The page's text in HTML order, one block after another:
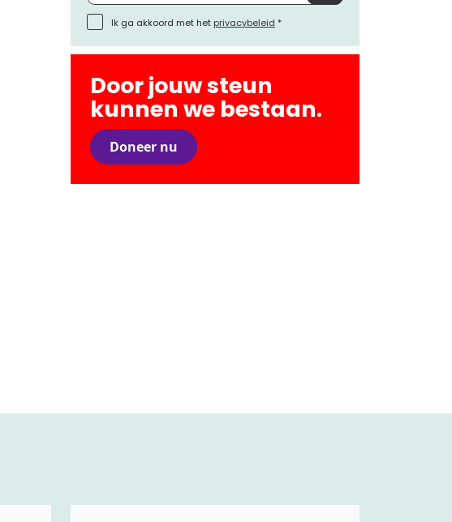
Ik ga akkoord met het privacybeleid *
Door jouw steun
kunnen we bestaan.
Doneer nu